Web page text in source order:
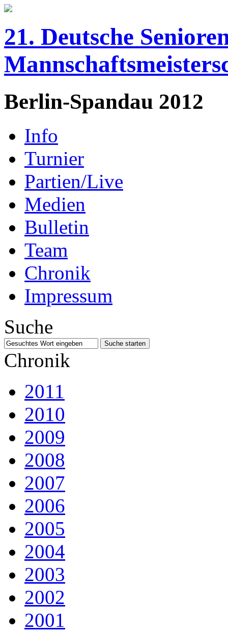
21. Deutsche
Berlin-Spandau 2012
Info
Turnier
Partien/Live
Medien
Bulletin
Team
Chronik
Impressum
Suche
Chronik
2011
2010
2009
2008
2007
2006
2005
2004
2003
2002
2001